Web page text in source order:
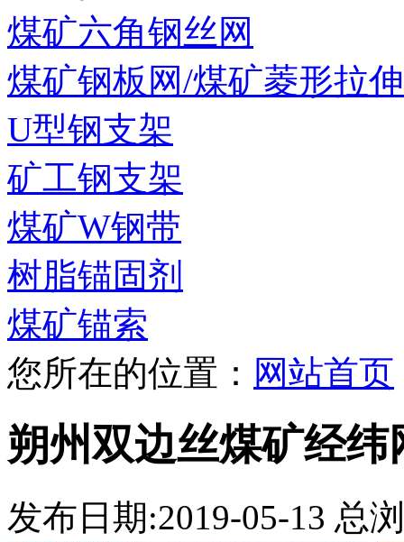
煤矿六角钢丝网
煤矿钢板网/煤矿菱形拉
U型钢支架
矿工钢支架
煤矿W钢带
树脂锚固剂
煤矿锚索
您所在的位置： 网站首页
朔州双边丝煤矿经纬
发布日期:2019-05-13 总